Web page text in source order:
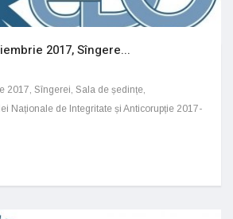
2017, Sîngere...
2017, Sîngerei, Sala de ședințe,
Naționale de Integritate și Anticorupție 2017-